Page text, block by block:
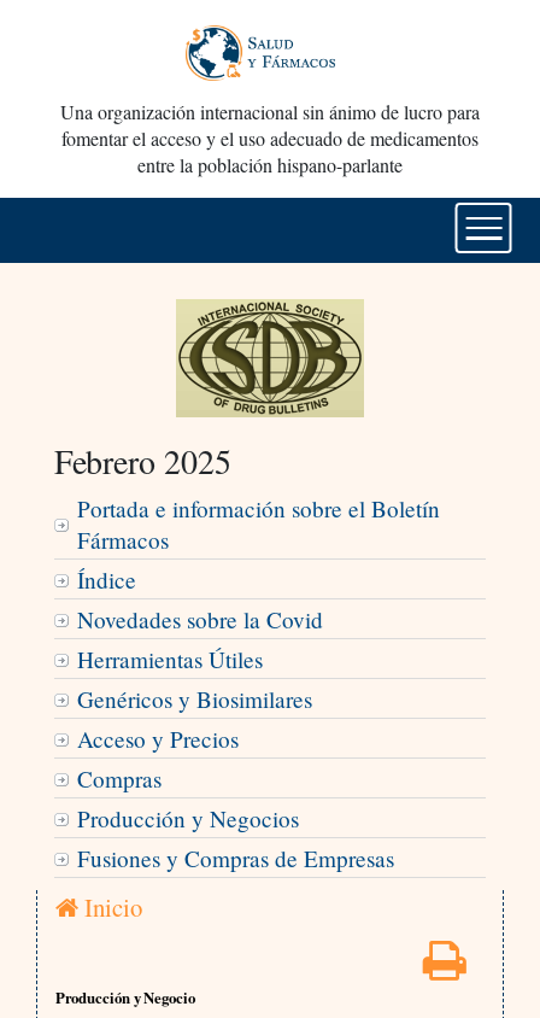
Una organización internacional sin ánimo de lucro para
fomentar el acceso y el uso adecuado de medicamentos
entre la población hispano-parlante
Febrero 2025
Portada e información sobre el Boletín
Fármacos
Índice
Novedades sobre la Covid
Herramientas Útiles
Genéricos y Biosimilares
Acceso y Precios
Compras
Producción y Negocios
Fusiones y Compras de Empresas
Inicio
Producción y Negocio